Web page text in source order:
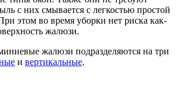
с них смывается с легкостью простой
этом во время уборки нет риска как-
жалюзи.
жалюзи подразделяются на три
и вертикальные.